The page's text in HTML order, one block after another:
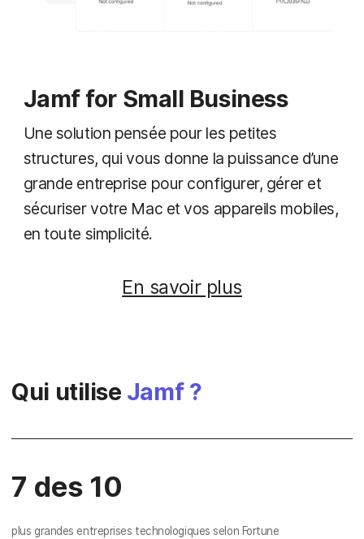
Jamf for Small Business
Une solution pensée pour les petites
structures, qui vous donne la puissance d’une
grande entreprise pour configurer, gérer et
sécuriser votre Mac et vos appareils mobiles,
en toute simplicité.
En savoir plus
Qui utilise Jamf ?
7 des 10
plus grandes entreprises technologiques selon Fortune